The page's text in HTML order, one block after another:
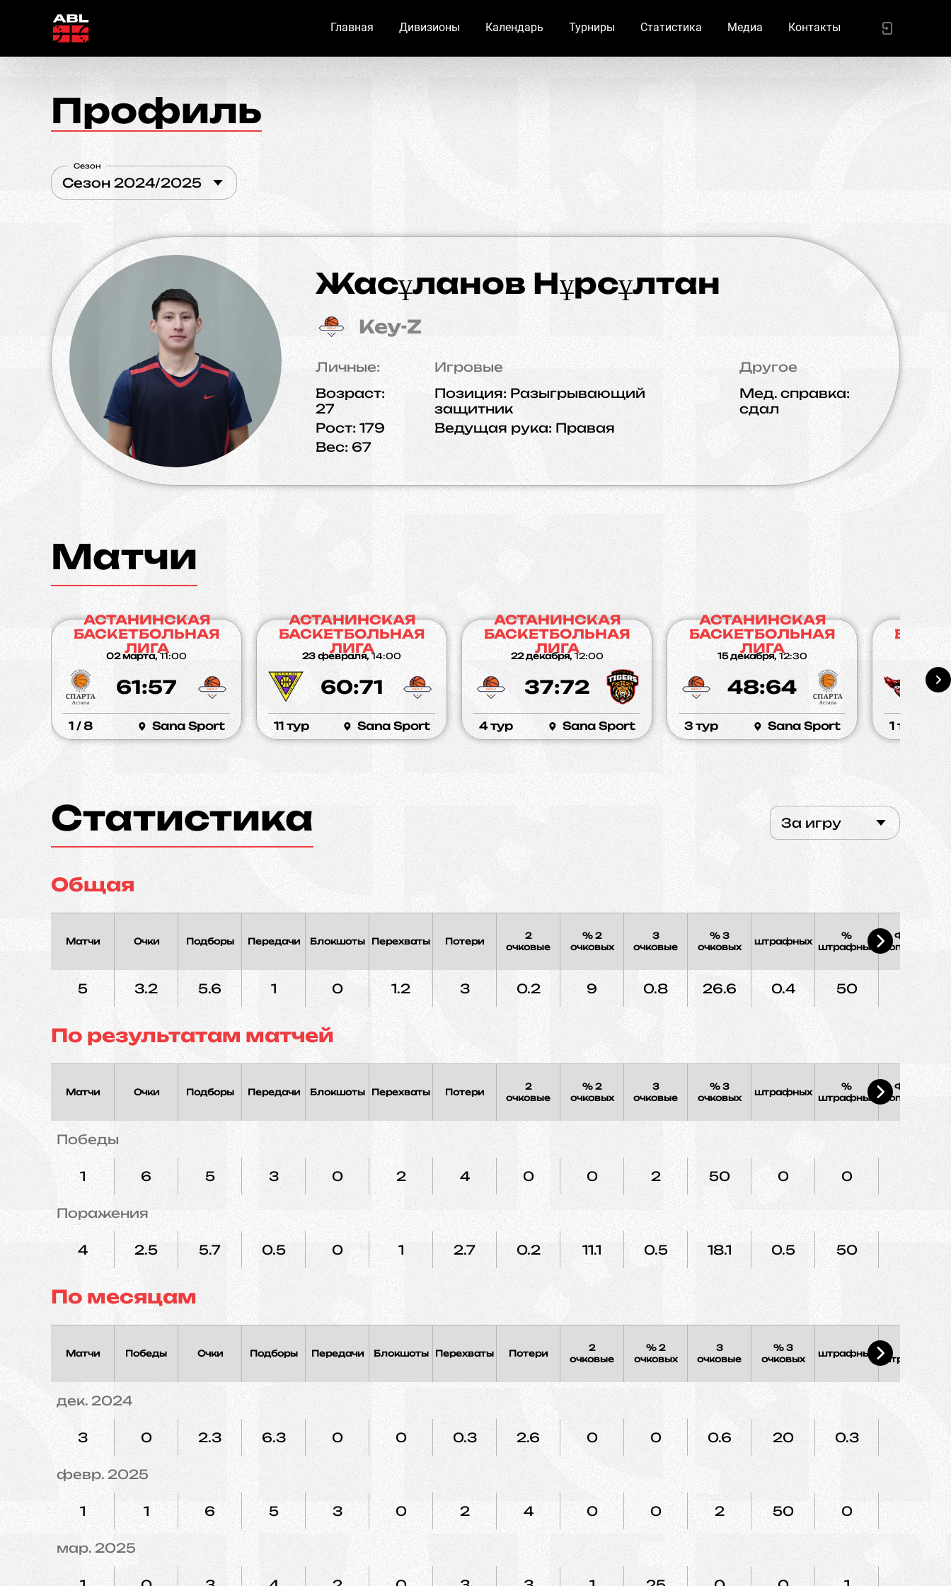
Главная Дивизионы Календарь Турниры Статистика Медиа Контакты
Профиль
Сезон 2024/2025
Сезон
Жасұланов Нұрсұлтан
Key-Z
Личные:
Возраст:
27
Рост: 179
Вес: 67
Игровые
Позиция: Разыгрывающий
защитник
Ведущая рука: Правая
Другое
Мед. справка:
сдал
Матчи
АСТАНИНСКАЯ
БАСКЕТБОЛЬНАЯ
ЛИГА
02 марта, 11:00
61:57
1 / 8 Sana Sport
АСТАНИНСКАЯ
БАСКЕТБОЛЬНАЯ
ЛИГА
23 февраля, 14:00
60:71
11 тур Sana Sport
АСТАНИНСКАЯ
БАСКЕТБОЛЬНАЯ
ЛИГА
22 декабря, 12:00
37:72
4 тур Sana Sport
АСТАНИНСКАЯ
БАСКЕТБОЛЬНАЯ
ЛИГА
15 декабря, 12:30
48:64
3 тур Sana Sport
01
1 тур
Статистика За игру
Общая
Матчи Очки Подборы Передачи Блокшоты Перехваты Потери
2
очковые
% 2
очковых
3
очковые
% 3
очковых
штрафных
%
штрафных
Фолы
соперника
5 3.2 5.6 1 0 1.2 3 0.2 9 0.8 26.6 0.4 50
По результатам матчей
Матчи Очки Подборы Передачи Блокшоты Перехваты Потери
2
очковые
% 2
очковых
3
очковые
% 3
очковых
штрафных
%
штрафных
Фолы
соперника
Победы
1 6 5 3 0 2 4 0 0 2 50 0 0
Поражения
4 2.5 5.7 0.5 0 1 2.7 0.2 11.1 0.5 18.1 0.5 50
По месяцам
Матчи Победы Очки Подборы Передачи Блокшоты Перехваты Потери
2
очковые
% 2
очковых
3
очковые
% 3
очковых
штрафных
штрафных
дек. 2024
3 0 2.3 6.3 0 0 0.3 2.6 0 0 0.6 20 0.3 50
февр. 2025
1 1 6 5 3 0 2 4 0 0 2 50 0 0
мар. 2025